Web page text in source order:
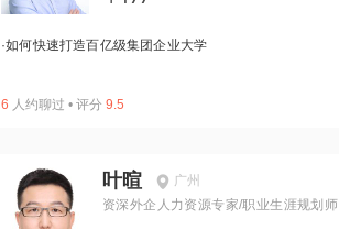
·如何快速打造百亿级集团企业大学
6 人约聊过 • 评分 9.5
叶暄
广州
资深外企人力资源专家/职业生涯规划师